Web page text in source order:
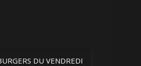
DU VENDREDI